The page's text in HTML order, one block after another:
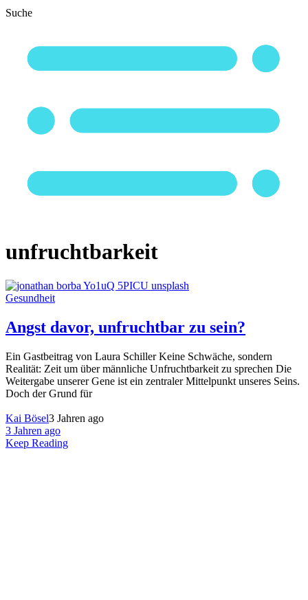
Suche
unfruchtbarkeit
Gesundheit
Angst davor, unfruchtbar zu sein?
Ein Gastbeitrag von Laura Schiller Keine Schwäche, sondern
Realität: Zeit um über männliche Unfruchtbarkeit zu sprechen Die
Weitergabe unserer Gene ist ein zentraler Mittelpunkt unseres Seins.
Doch der Grund für
Kai Bösel3 Jahren ago
3 Jahren ago
Keep Reading